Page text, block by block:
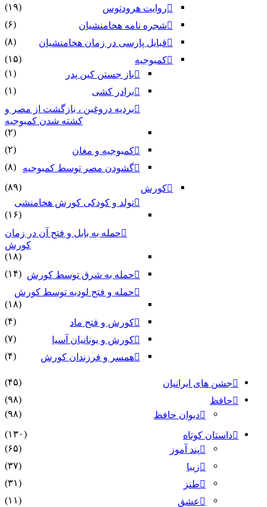
روایت هرودتوس
(۱۹)
شجره نامه هخامنشیان
(۶)
قبایل پارسی در زمان هخامنشیان
(۸)
کمبوجیه
(۱۵)
باز جستن کین پدر
(۱)
برادر کشی
(۱)
بردیه دروغین ، بازگشت از مصر و
کشته شدن کمبوجیه
(۲)
کمبوجیه و مغان
(۲)
گشودن مصر توسط کمبوجیه
(۸)
کورش
(۸۹)
تولد و کودکی کورش هخامنشی
(۱۶)
حمله به بابل و فتح آن در زمان
کورش
(۱۸)
حمله به شرق توسط کورش (۱۴)
حمله و فتح لودیه توسط کورش
(۱۸)
کورش و فتح ماد
(۴)
کورش و یونانیان آسیا
(۷)
همسر و فرزندان کورش
(۴)
جشن های ایرانیان
(۴۵)
حافظ
(۹۸)
دیوان حافظ
(۹۸)
داستان کوتاه
(۱۳۰)
پند آموز
(۶۵)
زیبا
(۳۷)
طنز
(۳۱)
عشق
(۱۱)